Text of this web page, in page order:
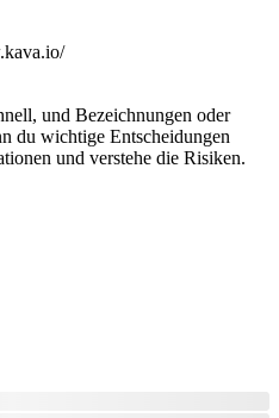
und Bezeichnungen oder
du wichtige Entscheidungen
und verstehe die Risiken.